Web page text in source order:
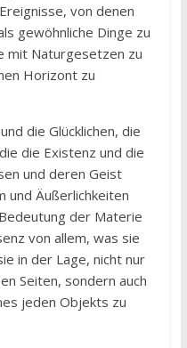
von denen
gewöhnliche Dinge zu
mit Naturgesetzen zu
Horizont zu
die Glücklichen, die
die Existenz und die
und deren Geist
und Äußerlichkeiten
der Materie
von allem, was sie
in der Lage, nicht nur
Seiten, sondern auch
jeden Objekts zu